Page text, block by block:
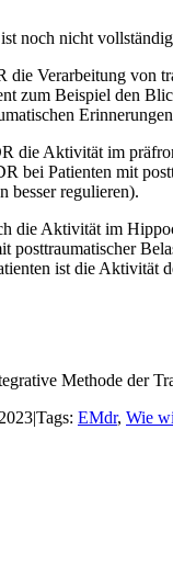
noch nicht
die Verarbeitung von
zum Beispiel den
die Aktivität im
bei Patienten mit
besser regulieren).
die Aktivität im
posttraumatischer
ist die Aktivität
Methode der
|Tags: EMdr, Wie